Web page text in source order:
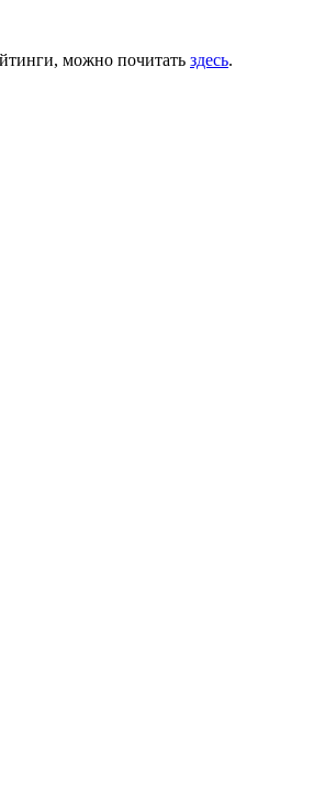
можно почитать здесь.